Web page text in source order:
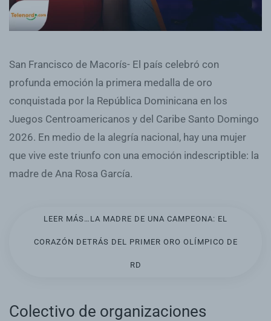
San Francisco de Macorís- El país celebró con
profunda emoción la primera medalla de oro
conquistada por la República Dominicana en los
Juegos Centroamericanos y del Caribe Santo Domingo
2026. En medio de la alegría nacional, hay una mujer
que vive este triunfo con una emoción indescriptible: la
madre de Ana Rosa García.
LEER MÁS…LA MADRE DE UNA CAMPEONA: EL
CORAZÓN DETRÁS DEL PRIMER ORO OLÍMPICO DE
RD
Colectivo de organizaciones